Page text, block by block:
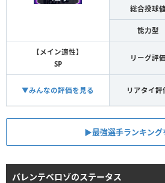
総合投球値
能力型
【メイン適性】
SP
リーグ評価
▼みんなの評価を見る リアタイ評
▶︎最強選手ランキング
バレンテベロゾのステータス